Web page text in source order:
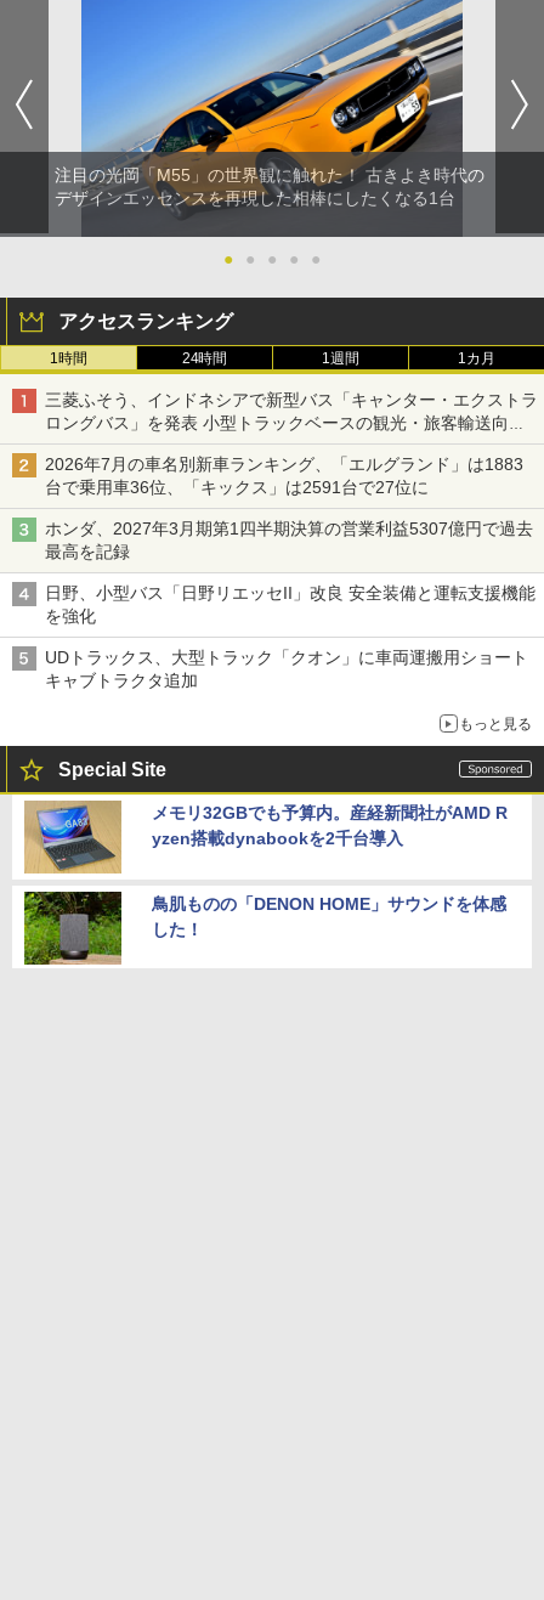
注目の光岡「M55」の世界観に触れた！ 古きよき時代の
デザインエッセンスを再現した相棒にしたくなる1台
● ● ● ● ●
アクセスランキング
1時間 24時間 1週間 1カ月
三菱ふそう、インドネシアで新型バス「キャンター・エクストラ
ロングバス」を発表 小型トラックベースの観光・旅客輸送向け
バス
2026年7月の車名別新車ランキング、「エルグランド」は1883
台で乗用車36位、「キックス」は2591台で27位に
ホンダ、2027年3月期第1四半期決算の営業利益5307億円で過去
最高を記録
日野、小型バス「日野リエッセII」改良 安全装備と運転支援機能
を強化
UDトラックス、大型トラック「クオン」に車両運搬用ショート
キャブトラクタ追加
もっと見る
Special Site
メモリ32GBでも予算内。産経新聞社がAMD R
yzen搭載dynabookを2千台導入
鳥肌ものの「DENON HOME」サウンドを体感
した！